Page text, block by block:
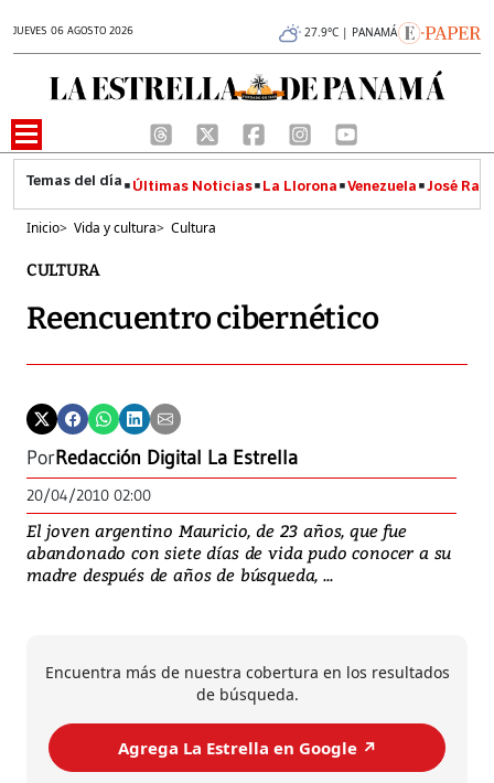
JUEVES 06 AGOSTO 2026 27.9°C | PANAMÁ
Últimas Noticias La Llorona Venezuela José
Inicio> Vida y cultura> Cultura
CULTURA
Reencuentro cibernético
PorRedacción Digital La Estrella
20/04/2010 02:00
El joven argentino Mauricio, de 23 años, que fue
abandonado con siete días de vida pudo conocer a su
madre después de años de búsqueda, ...
Encuentra más de nuestra cobertura en los resultados
de búsqueda.
Agrega La Estrella en Google ↗️